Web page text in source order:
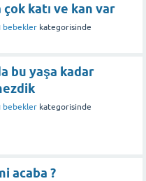
katı ve kan var
bebekler kategorisinde
bu yaşa kadar
bebekler kategorisinde
acaba ?